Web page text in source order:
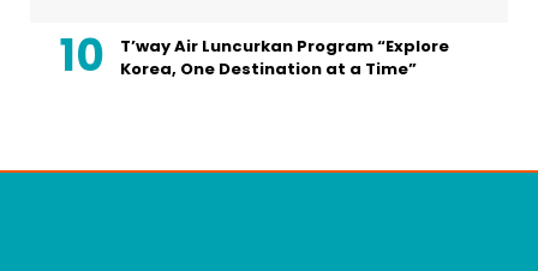
T’way Air Luncurkan Program “Explore
Korea, One Destination at a Time”